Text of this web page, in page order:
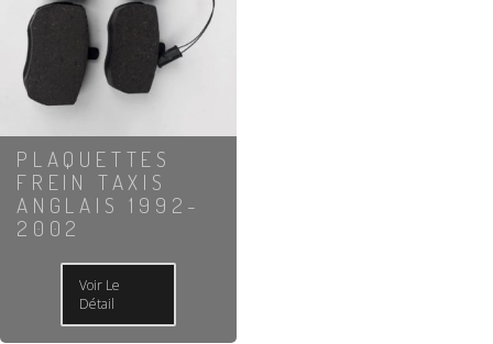
PLAQUETTES
FREIN TAXIS
ANGLAIS 1992-
2002
Voir Le
Détail